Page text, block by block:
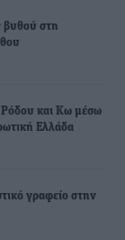
βυθού στη
Ρόδου και Κω μέσω
Ελλάδα
γραφείο στην